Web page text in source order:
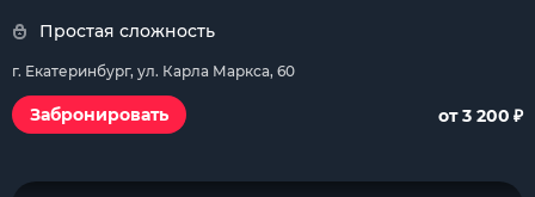
Простая сложность
г. Екатеринбург, ул. Карла Маркса, 60
Забронировать от 3 200 ₽